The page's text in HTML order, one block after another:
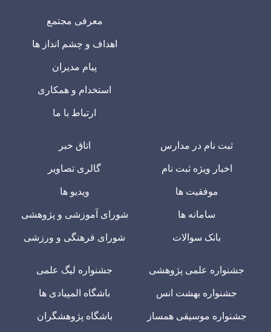
معرفی مجتمع
اهداف و چشم انداز ها
پیام مدیران
استخدام و همکاری
ارتباط با ما
ثبت نام در مدارس
اخبار ویژه ثبت نام
موفقیت ها
سامانه ها
بانک سوالات
اتاق خبر
گالری تصاویر
ویدیو ها
شورای آموزشی و پژوهشی
شورای فرهنگی و ورزشی
جشنواره علمی پژوهشی
جشنواره بهشت انس
جشنواره موسیقی همساز
جشنواره لیگ علمی
باشگاه المپیادی ها
باشگاه پژوهشگران